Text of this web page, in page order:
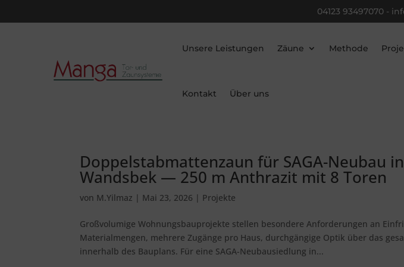
04123 93497070-
Unsere Leistungen Zäune Methode
Kontakt Über uns
Doppelstabmattenzaun für SAGA-Neubau
Wandsbek — 250 m Anthrazit mit 8 Toren
von M.Yilmaz | Mai 23, 2026 | Projekte
Großvolumige Wohnungsbauprojekte stellen besondere Anforderungen an
Materialmengen, mehrere Zugänge pro Haus, durchgängige Optik über das
innerhalb des Bauplans. Für eine SAGA-Neubausiedlung in...